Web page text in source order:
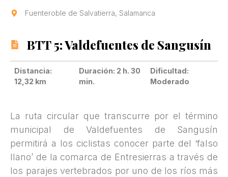
Fuenteroble de Salvatierra, Salamanca
BTT 5: Valdefuentes de Sangusín
Distancia:
12,32 km
Duración: 2 h. 30
min.
Dificultad:
Moderado
La ruta circular que transcurre por el término
municipal de Valdefuentes de Sangusín
permitirá a los ciclistas conocer parte del ‘falso
llano’ de la comarca de Entresierras a través de
los parajes vertebrados por uno de los ríos más